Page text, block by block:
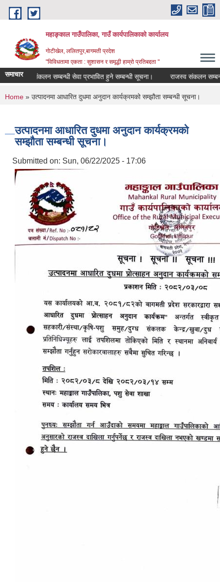
Skip to main content
महाङ्काल गाउँपालिका, गाउँ कार्यपालिकाको कार्यालय
गोटीखेल, ललितपुर,बागमती प्रदेश
"विविधतामा एकता : सुशासन र समृद्धी हाम्रो प्रतिबद्दता "
समाचार
राजस्व संकलन सम्बन्धी सेवा प्रभावित हुने सम्बन्धी सूचना। राजस्व संकलन सम्बन्धी
You are here
Home » उत्पादनमा आधारित दुधमा अनुदान कार्यक्रमको सम्झौता सम्बन्धी सूचना।
उत्पादनमा आधारित दुधमा अनुदान कार्यक्रमको
सम्झौता सम्बन्धी सूचना।
Submitted on: Sun, 06/22/2025 - 17:06